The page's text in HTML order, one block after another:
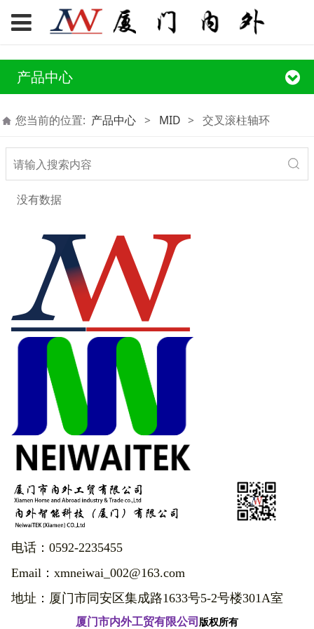
产品中心
您当前的位置: 产品中心 > MID > 交叉滚柱轴环
没有数据
电话：0592-2235455
Email：xmneiwai_002@163.com
地址：厦门市同安区集成路1633号5-2号楼301A室
厦门市内外工贸有限公司 版权所有